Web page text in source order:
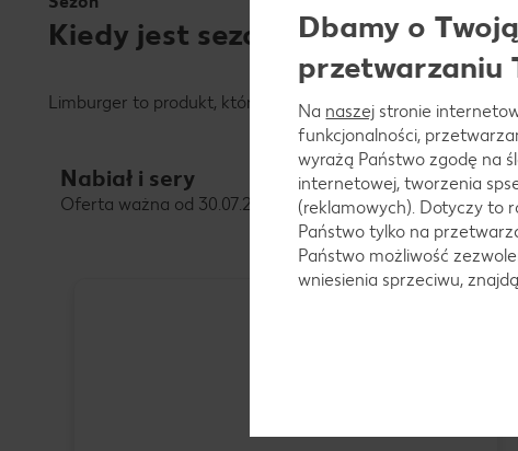
Kiedy jest sezon na ser
Limburger to produkt, który jest dostępny przez cały rok.
Nabiał i sery
Oferta ważna od 30.07.2026 do 05.08.2026
Dbamy o
przetwarzaniu
Na naszej stronie
funkcjonalności,
wyrażą Państwo zgodę na
internetowej, tworzenia
(reklamowych). Dotyczy to
Państwo tylko na
Państwo możliwość
wniesienia sprzeciwu,